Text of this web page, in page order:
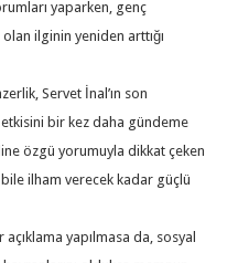
yaparken, genç
olan ilginin yeniden arttığı
Servet İnal’ın son
bir kez daha gündeme
özgü yorumuyla dikkat çeken
bile ilham verecek kadar güçlü
yapılmasa da, sosyal